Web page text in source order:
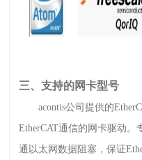
三、支持的网卡型号
acontis公司提供的
EtherCAT通信的网卡驱动
通以太网数据阻塞，保证